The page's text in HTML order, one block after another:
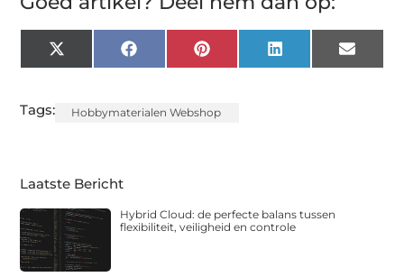
X
(Twitter)
FacebookPinterest LinkedIn Email
Tags: Hobbymaterialen Webshop
Laatste Bericht
Hybrid Cloud: de perfecte balans tussen
flexibiliteit, veiligheid en controle